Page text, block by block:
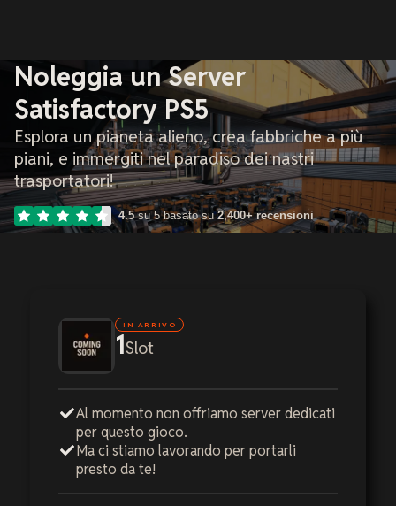
Noleggia un Server
Satisfactory PS5
Esplora un pianeta alieno, crea fabbriche a più
piani, e immergiti nel paradiso dei nastri
trasportatori!
4.5su 5 basato su2,400+ recensioni
IN ARRIVO
1Slot
Al momento non offriamo server dedicati
per questo gioco.
Ma ci stiamo lavorando per portarli
presto da te!